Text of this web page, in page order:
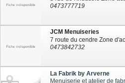
0473777719
JCM Menuiseries
0473842732
La Fabrik by Arverne